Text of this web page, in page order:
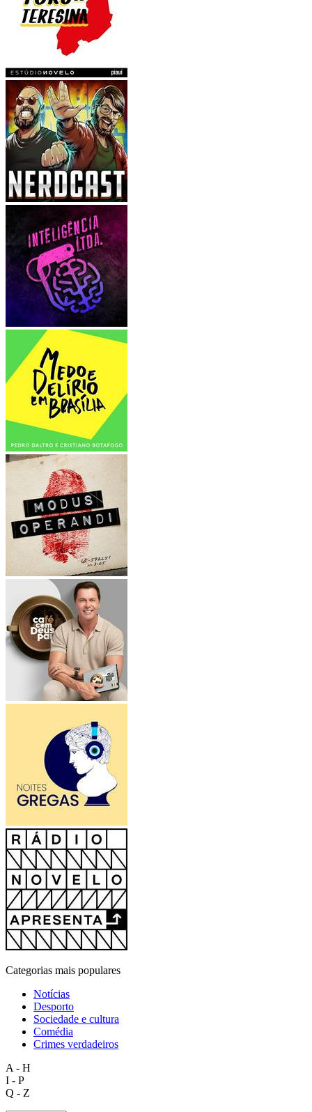
Categorias mais populares
Notícias
Desporto
Sociedade e cultura
Comédia
Crimes verdadeiros
A - H
I - P
Q - Z